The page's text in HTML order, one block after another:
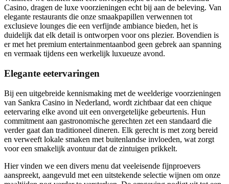
Casino, dragen de luxe voorzieningen echt bij aan de beleving. Van
elegante restaurants die onze smaakpapillen verwennen tot
exclusieve lounges die een verfijnde ambiance bieden, het is
duidelijk dat elk detail is ontworpen voor ons plezier. Bovendien is
er met het premium entertainmentaanbod geen gebrek aan spanning
en vermaak tijdens een werkelijk luxueuze avond.
Elegante eetervaringen
Bij een uitgebreide kennismaking met de weelderige voorzieningen
van Sankra Casino in Nederland, wordt zichtbaar dat een chique
eetervaring elke avond uit een onvergetelijke gebeurtenis. Hun
commitment aan gastronomische gerechten zet een standaard die
verder gaat dan traditioneel dineren. Elk gerecht is met zorg bereid
en verweeft lokale smaken met buitenlandse invloeden, wat zorgt
voor een smakelijk avontuur dat de zintuigen prikkelt.
Hier vinden we een divers menu dat veeleisende fijnproevers
aanspreekt, aangevuld met een uitstekende selectie wijnen om onze